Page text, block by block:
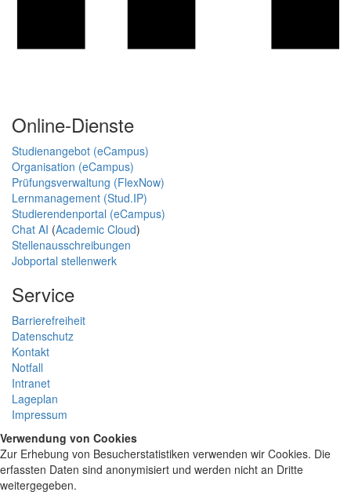
Online-Dienste
Studienangebot (eCampus)
Organisation (eCampus)
Prüfungsverwaltung (FlexNow)
Lernmanagement (Stud.IP)
Studierendenportal (eCampus)
Chat AI (Academic Cloud)
Stellenausschreibungen
Jobportal stellenwerk
Service
Barrierefreiheit
Datenschutz
Kontakt
Notfall
Intranet
Lageplan
Impressum
Verwendung von Cookies
Zur Erhebung von Besucherstatistiken verwenden wir Cookies. Die
erfassten Daten sind anonymisiert und werden nicht an Dritte
weitergegeben.